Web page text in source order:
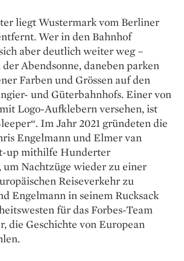
liegt Wustermark vom Berliner
Wer in den Bahnhof
aber deutlich weiter weg –
Abendsonne, daneben parken
Farben und Grössen auf den
und Güterbahnhofs. Einer von
Logo-Aufklebern versehen, ist
Im Jahr 2021 gründeten die
Engelmann und Elmer van
up mithilfe Hunderter
Nachtzüge wieder zu einer
Reiseverkehr zu
Engelmann in seinem Rucksack
für das Forbes-Team
die Geschichte von European